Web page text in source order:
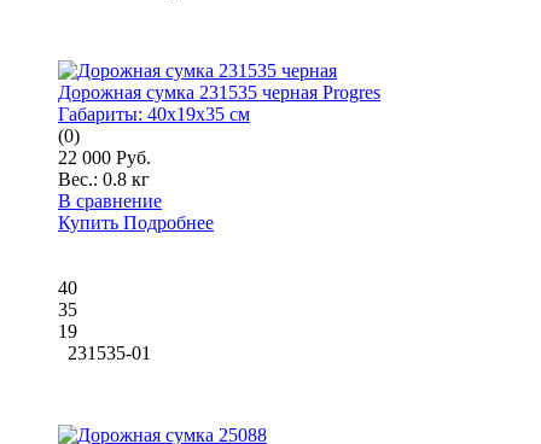
Дорожная сумка 231535 черная Progres
Габариты: 40x19x35 см
(0)
22 000 Руб.
Вес.: 0.8 кг
В сравнение
Купить Подробнее
40
35
19
231535-01